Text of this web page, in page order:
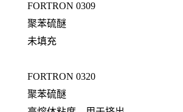
FORTRON 0309
聚苯硫醚
未填充
FORTRON 0320
聚苯硫醚